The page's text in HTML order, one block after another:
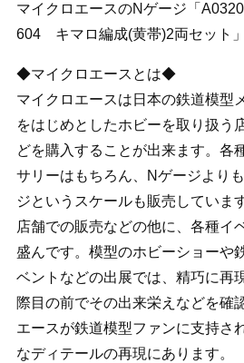
マイクロエースのNゲージ「
604 キマロ編成(黄帯)2両セット」
◆マイクロエースとは◆
マイクロエースは日本の鉄道模型
をはじめとしたホビーを取り扱う
どを購入することが出来ます。各
サリーはもちろん、Nゲージより
ジというスケールも販売していま
店舗での販売などの他に、各種イ
盛んです。模型のホビーショーや
ベントなどの出展では、精巧に再
際目の前でその出来栄えなどを確
エースが鉄道模型ファンに支持さ
なディテールの再現にあります。